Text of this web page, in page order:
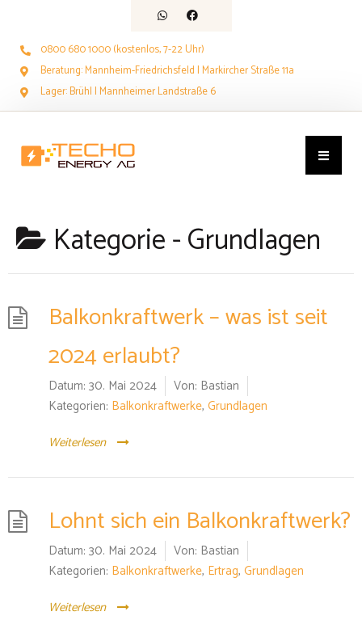
0800 680 1000 (kostenlos, 7-22 Uhr)
Beratung: Mannheim-Friedrichsfeld | Markircher Straße 11a
Lager: Brühl | Mannheimer Landstraße 6
Kategorie -Grundlagen
Balkonkraftwerk – was ist seit
2024 erlaubt?
Datum: 30. Mai 2024 Von: Bastian
Kategorien: Balkonkraftwerke, Grundlagen
Weiterlesen
Lohnt sich ein Balkonkraftwerk?
Datum: 30. Mai 2024 Von: Bastian
Kategorien: Balkonkraftwerke, Ertrag, Grundlagen
Weiterlesen